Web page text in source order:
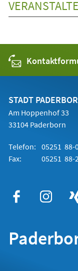
STADT
Am Hoppenhof 33
33104 Paderborn
Telefon: 05251 88-
Fax:
05251 88-